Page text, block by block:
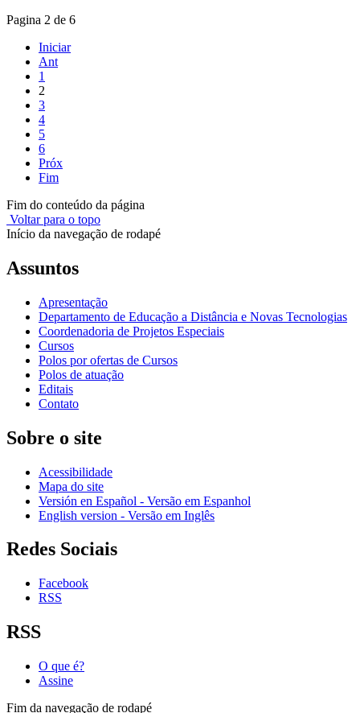
Pagina 2 de 6
Iniciar
Ant
1
2
3
4
5
6
Próx
Fim
Fim do conteúdo da página
Voltar para o topo
Início da navegação de rodapé
Assuntos
Apresentação
Departamento de Educação a Distância e Novas Tecnologias
Coordenadoria de Projetos Especiais
Cursos
Polos por ofertas de Cursos
Polos de atuação
Editais
Contato
Sobre o site
Acessibilidade
Mapa do site
Versión en Español - Versão em Espanhol
English version - Versão em Inglês
Redes Sociais
Facebook
RSS
RSS
O que é?
Assine
Fim da navegação de rodapé